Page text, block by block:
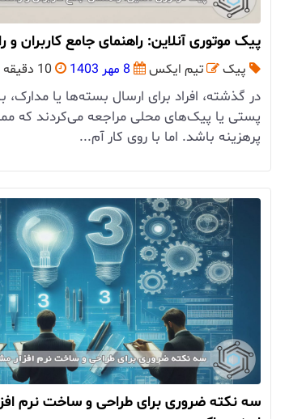
پیک موتوری آنلاین: راهنمای جامع کاربران و
پیک تیم ایکس 8 مهر 1403 10 دقیقه
در گذشته، افراد برای ارسال بسته‌ها یا
پستی یا پیک‌های محلی مراجعه می‌کردند که
پرهزینه باشد. اما با روی کار آم...
سه نکته ضروری برای طراحی و ساخت نرم